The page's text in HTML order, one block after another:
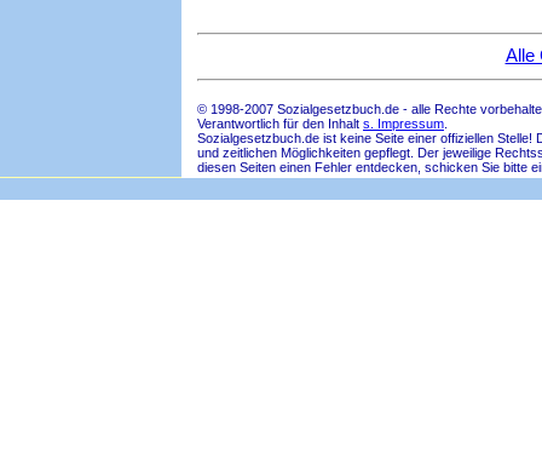
Alle
© 1998-2007 Sozialgesetzbuch.de - alle Rechte
Verantwortlich für den Inhalt s. Impressum
Sozialgesetzbuch.de ist keine Seite einer offiziellen
und zeitlichen Möglichkeiten gepflegt. Der jeweilige
diesen Seiten einen Fehler entdecken, schicken Sie bitte